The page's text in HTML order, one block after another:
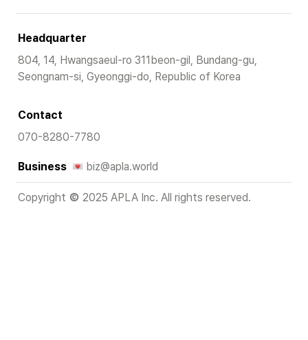
Headquarter
804, 14, Hwangsaeul-ro 311beon-gil, Bundang-gu,
Seongnam-si, Gyeonggi-do, Republic of Korea
Contact
070-8280-7780
Business biz@apla.world
Copyright 2025 APLA Inc. All rights reserved.